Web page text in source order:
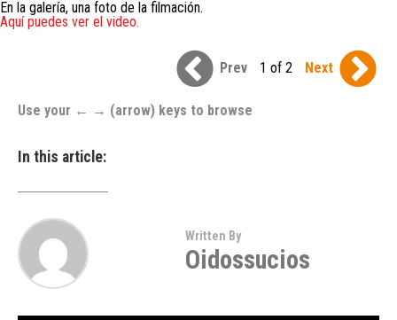
En la galería, una foto de la filmación.
Aquí puedes ver el video.
Prev 1 of 2 Next
Use your ← → (arrow) keys to browse
In this article:
Written By
Oidossucios